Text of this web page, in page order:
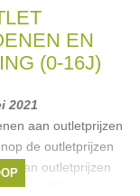
John Smedley
, ...
EN
(0-16J)
2021
aan outletprijzen
de outletprijzen
aan outletprijzen
DAMES kleding en